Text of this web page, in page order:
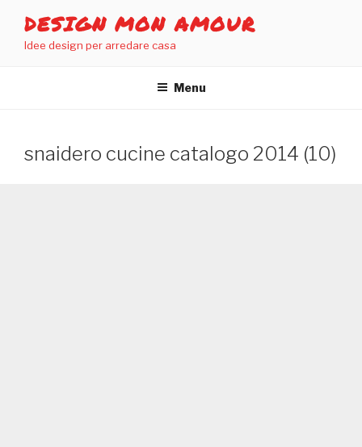
contenuto
DESIGN MON AMOUR
Idee design per arredare casa
Menu
snaidero cucine catalogo 2014 (10)